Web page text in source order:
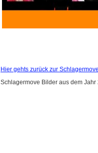
Hier gehts zurück zur
Schlagermove Bilder aus dem Jahr